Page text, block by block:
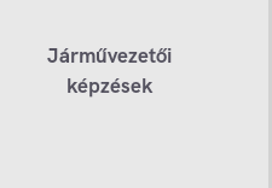
Járművezetői
képzések